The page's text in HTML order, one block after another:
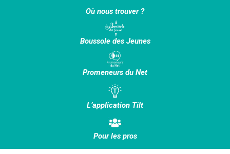
Où nous trouver ?
Boussole des Jeunes
Promeneurs du Net
L’application Tilt
Pour les pros